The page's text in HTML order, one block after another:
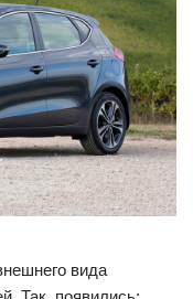
вида